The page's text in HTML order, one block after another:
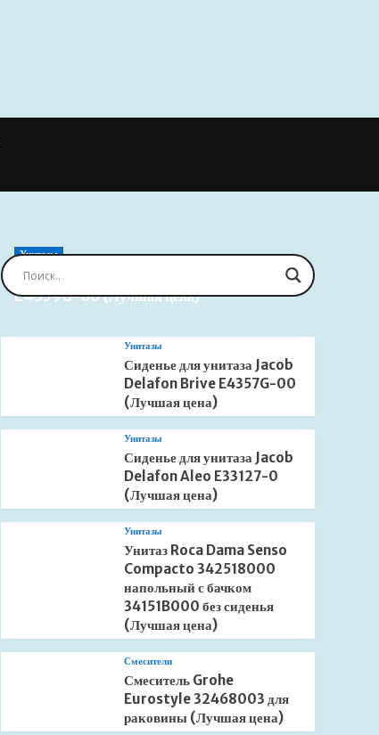
Унитазы
Сиденье для унитаза Jacob Delafon Brive
E4359G-00 (Лучшая цена)
Унитазы
Сиденье для унитаза Jacob
Delafon Brive E4357G-00
(Лучшая цена)
Унитазы
Сиденье для унитаза Jacob
Delafon Aleo E33127-0
(Лучшая цена)
Унитазы
Унитаз Roca Dama Senso
Compacto 342518000
напольный с бачком
34151B000 без сиденья
(Лучшая цена)
Смесители
Смеситель Grohe
Eurostyle 32468003 для
раковины (Лучшая цена)